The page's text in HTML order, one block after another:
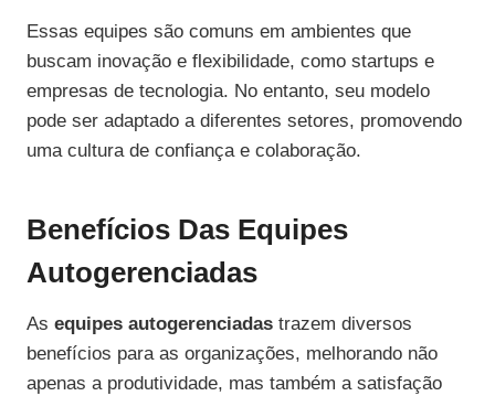
Essas equipes são comuns em ambientes que
buscam inovação e flexibilidade, como startups e
empresas de tecnologia. No entanto, seu modelo
pode ser adaptado a diferentes setores, promovendo
uma cultura de confiança e colaboração.
Benefícios Das Equipes
Autogerenciadas
As equipes autogerenciadas trazem diversos
benefícios para as organizações, melhorando não
apenas a produtividade, mas também a satisfação